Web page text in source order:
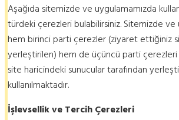
Aşağıda sitemizde ve uygulamamızda
türdeki çerezleri bulabilirsiniz. Sitemizde ve
hem birinci parti çerezler (ziyaret ettiğiniz
yerleştirilen) hem de üçüncü parti
site haricindeki sunucular tarafından
kullanılmaktadır.
İşlevsellikve Tercih Çerezleri